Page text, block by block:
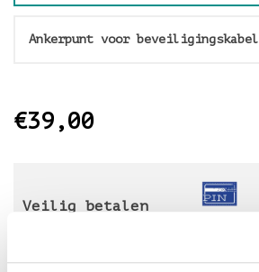
Ankerpunt voor beveiligingskabel
€39,00
Veilig betalen